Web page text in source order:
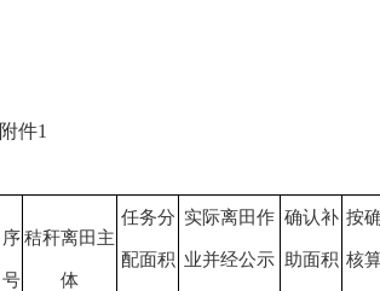
附件1
序
号
秸秆离田主
体
任务分
配面积
实际离田作
业并经公示
确认补
助面积
按
核